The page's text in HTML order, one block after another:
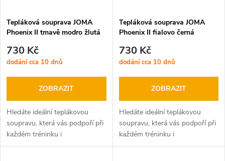
p
r
o
d
u
s
p
r
d
u
Tepláková souprava JOMA
Phoenix II tmavě modro žlutá
730 Kč
dodání cca 10 dnů
ZOBRAZIT
Hledáte ideální teplákovou
soupravu, která vás podpoří při
každém tréninku i
volnočasových aktivitách?
Tepláková souprava JOMA
Phoenix II fialovo černá
730 Kč
dodání cca 10 dnů
ZOBRAZIT
Hledáte ideální teplákovou
soupravu, která vás podpoří při
každém tréninku i
volnočasových aktivitách?